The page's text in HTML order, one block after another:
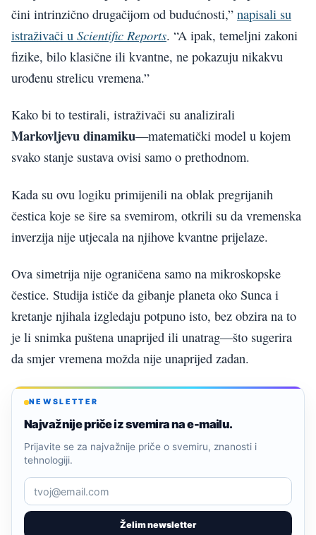
čini intrinzično drugačijom od budućnosti,” napisali su
istraživači u Scientific Reports. “A ipak, temeljni zakoni
fizike, bilo klasične ili kvantne, ne pokazuju nikakvu
urođenu strelicu vremena.”
Kako bi to testirali, istraživači su analizirali
Markovljevu dinamiku—matematički model u kojem
svako stanje sustava ovisi samo o prethodnom.
Kada su ovu logiku primijenili na oblak pregrijanih
čestica koje se šire sa svemirom, otkrili su da vremenska
inverzija nije utjecala na njihove kvantne prijelaze.
Ova simetrija nije ograničena samo na mikroskopske
čestice. Studija ističe da gibanje planeta oko Sunca i
kretanje njihala izgledaju potpuno isto, bez obzira na to
je li snimka puštena unaprijed ili unatrag—što sugerira
da smjer vremena možda nije unaprijed zadan.
NEWSLETTER
Najvažnije priče iz svemira na e-mailu.
Želim newsletter
Prijavite se za najvažnije priče o svemiru, znanosti i
tehnologiji.